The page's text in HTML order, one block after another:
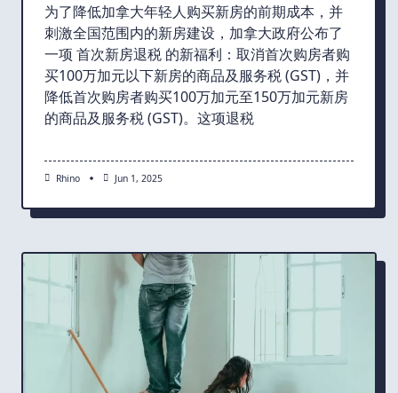
为了降低加拿大年轻人购买新房的前期成本，并
刺激全国范围内的新房建设，加拿大政府公布了
一项 首次新房退税 的新福利：取消首次购房者购
买100万加元以下新房的商品及服务税 (GST)，并
降低首次购房者购买100万加元至150万加元新房
的商品及服务税 (GST)。这项退税
Rhino Jun 1, 2025